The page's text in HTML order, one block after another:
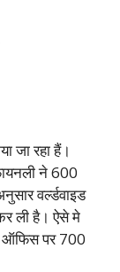
जा रहा हैं।
ने 600
वर्ल्डवाइड
ली है। ऐसे मे
ऑफिस पर 700